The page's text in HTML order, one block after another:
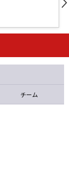
人の星
チーム